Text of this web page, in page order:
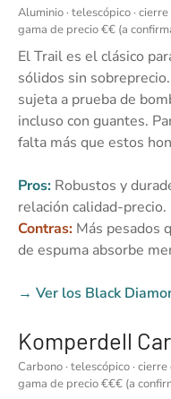
Aluminio · telescópico ·
gama de precio €€ (a
El Trail es el clásico
sólidos sin
sujeta a prueba de
incluso con guantes.
falta más que estos
Pros: Robustos y
relación calidad-precio.
Contras: Más pesados
de espuma absorbe
→ Ver los Black
Komperdell
Carbono · telescópico ·
gama de precio €€€ (a